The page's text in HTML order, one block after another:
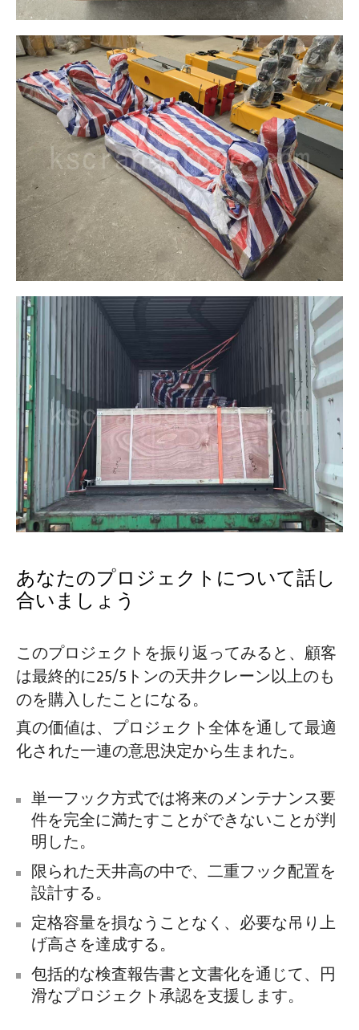
あなたのプロジェクトについて話し
合いましょう
このプロジェクトを振り返ってみると、顧客
は最終的に25/5トンの天井クレーン以上のも
のを購入したことになる。
真の価値は、プロジェクト全体を通して最適
化された一連の意思決定から生まれた。
単一フック方式では将来のメンテナンス要
件を完全に満たすことができないことが判
明した。
限られた天井高の中で、二重フック配置を
設計する。
定格容量を損なうことなく、必要な吊り上
げ高さを達成する。
包括的な検査報告書と文書化を通じて、円
滑なプロジェクト承認を支援します。